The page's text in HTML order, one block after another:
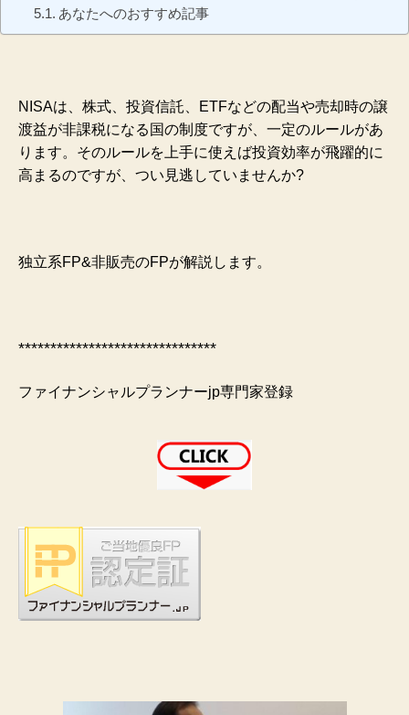
あなたへのおすすめ記事
NISAは、株式、投資信託、ETFなどの配当や売却時の譲
渡益が非課税になる国の制度ですが、一定のルールがあ
ります。そのルールを上手に使えば投資効率が飛躍的に
高まるのですが、つい見逃していませんか?
独立系FP&非販売のFPが解説します。
*******************************
ファイナンシャルプランナーjp専門家登録